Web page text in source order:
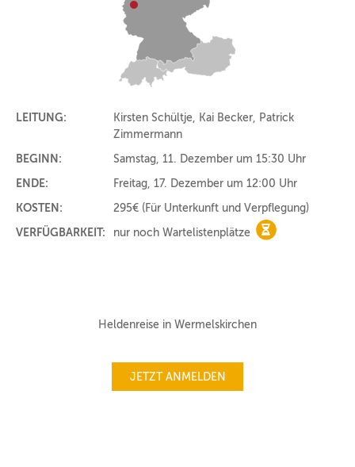
LEITUNG:
Kirsten Schültje, Kai Becker, Patrick
Zimmermann
BEGINN:
Samstag, 11. Dezember um 15:30 Uhr
ENDE:
Freitag, 17. Dezember um 12:00 Uhr
KOSTEN:
295€ (Für Unterkunft und Verpflegung)
VERFÜGBARKEIT:
nur noch Wartelistenplätze nur noch
Heldenreise in Wermelskirchen
JETZT ANMELDEN